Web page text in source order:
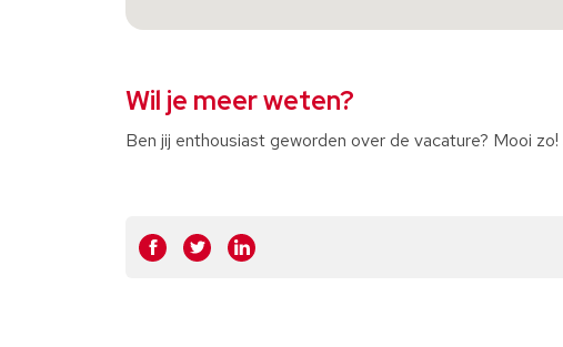
Wil je meer weten?
Ben jij enthousiast geworden over de vacature? Mooi